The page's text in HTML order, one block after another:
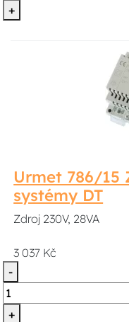
+
Urmet 786/15
systémy DT
Zdroj 230V, 28VA
3 037 Kč
-
+